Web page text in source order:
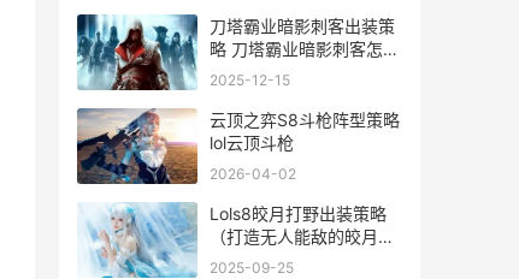
刀塔霸业暗影刺客出装策
略 刀塔霸业暗影刺客怎么
样
2025-12-15
云顶之弈S8斗枪阵型策略
lol云顶斗枪
2026-04-02
Lols8皎月打野出装策略
（打造无人能敌的皎月打
野 s11皎月打野
2025-09-25